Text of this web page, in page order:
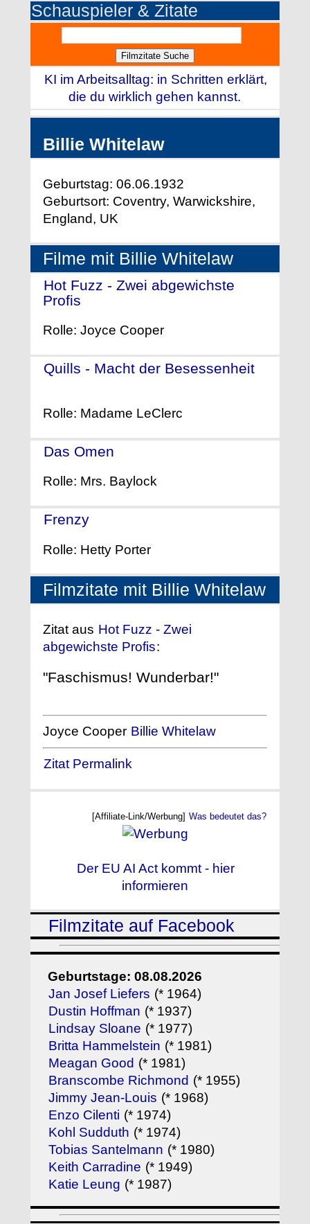
Schauspieler & Zitate
KI im Arbeitsalltag: in Schritten erklärt,
die du wirklich gehen kannst.
Billie Whitelaw
Geburtstag: 06.06.1932
Geburtsort: Coventry, Warwickshire,
England, UK
Filme mit Billie Whitelaw
Hot Fuzz - Zwei abgewichste
Profis
Rolle: Joyce Cooper
Quills - Macht der Besessenheit
Rolle: Madame LeClerc
Das Omen
Rolle: Mrs. Baylock
Frenzy
Rolle: Hetty Porter
Filmzitate mit Billie Whitelaw
Zitat aus Hot Fuzz - Zwei
abgewichste Profis:
"Faschismus! Wunderbar!"
Joyce Cooper Billie Whitelaw
Zitat Permalink
[Affiliate-Link/Werbung] Was bedeutet das?
Der EU AI Act kommt - hier
informieren
Filmzitate auf Facebook
Geburtstage: 08.08.2026
Jan Josef Liefers (* 1964)
Dustin Hoffman (* 1937)
Lindsay Sloane (* 1977)
Britta Hammelstein (* 1981)
Meagan Good (* 1981)
Branscombe Richmond (* 1955)
Jimmy Jean-Louis (* 1968)
Enzo Cilenti (* 1974)
Kohl Sudduth (* 1974)
Tobias Santelmann (* 1980)
Keith Carradine (* 1949)
Katie Leung (* 1987)